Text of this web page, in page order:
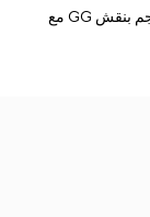
حقيبة كروس بودي متوسطة الحجم بنقش GG مع